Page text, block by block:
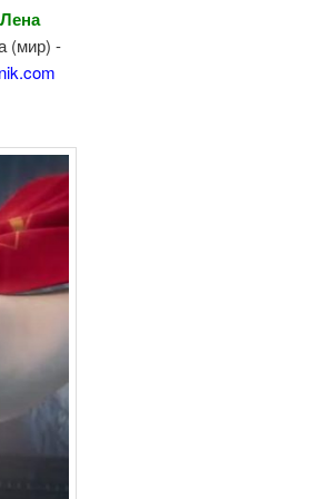
(мир) -